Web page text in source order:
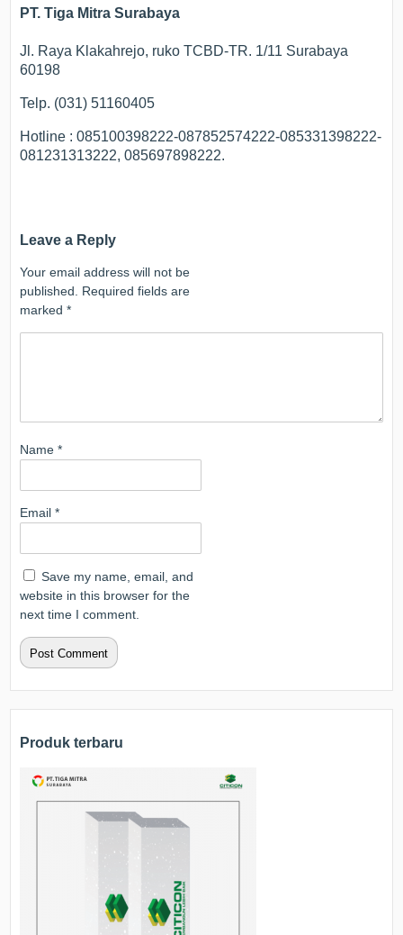
PT. Tiga Mitra Surabaya
Jl. Raya Klakahrejo, ruko TCBD-TR. 1/11 Surabaya
60198
Telp. (031) 51160405
Hotline : 085100398222-087852574222-085331398222-
081231313222, 085697898222.
Leave a Reply
Your email address will not be
published.
Required fields are
marked*
Name*
Email*
Save my name, email, and
website in this browser for the
next time I comment.
Produk terbaru